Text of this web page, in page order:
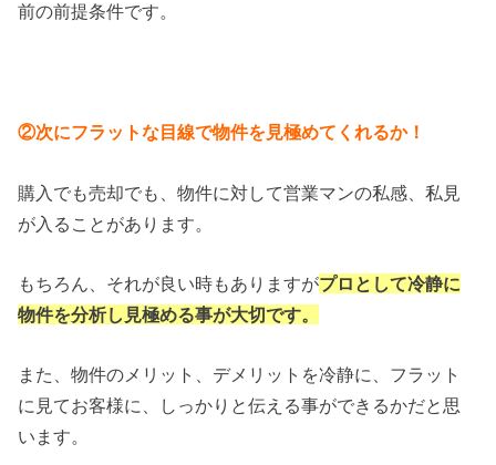
前の前提条件です。
②次にフラットな目線で物件を見極めてくれるか！
購入でも売却でも、物件に対して営業マンの私感、私見
が入ることがあります。
もちろん、それが良い時もありますがプロとして冷静に
物件を分析し見極める事が大切です。
また、物件のメリット、デメリットを冷静に、フラット
に見てお客様に、しっかりと伝える事ができるかだと思
います。